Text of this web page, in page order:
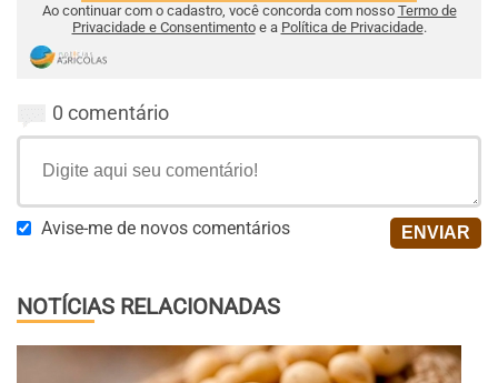
Ao continuar com o cadastro, você concorda com nosso Termo de
Privacidade e Consentimentoe a Política de Privacidade.
0 comentário
Avise-me de novos comentários
NOTÍCIAS RELACIONADAS